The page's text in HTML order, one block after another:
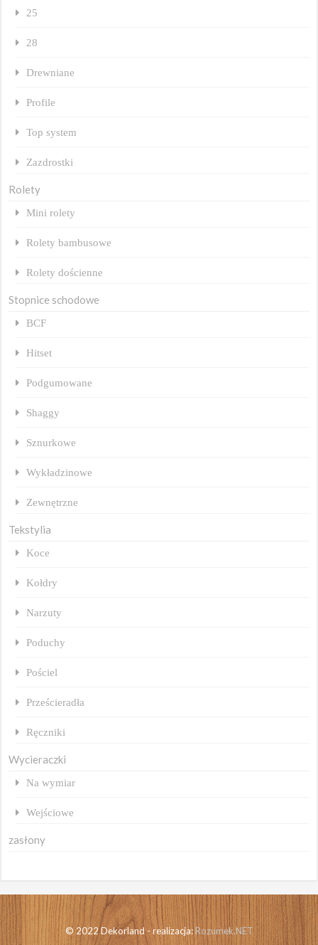
25
28
Drewniane
Profile
Top system
Zazdrostki
Rolety
Mini rolety
Rolety bambusowe
Rolety dościenne
Stopnice schodowe
BCF
Hitset
Podgumowane
Shaggy
Sznurkowe
Wykładzinowe
Zewnętrzne
Tekstylia
Koce
Kołdry
Narzuty
Poduchy
Pościel
Prześcieradła
Ręczniki
Wycieraczki
Na wymiar
Wejściowe
zasłony
© 2022 Dekorland - realizacja:Rozumek.NET